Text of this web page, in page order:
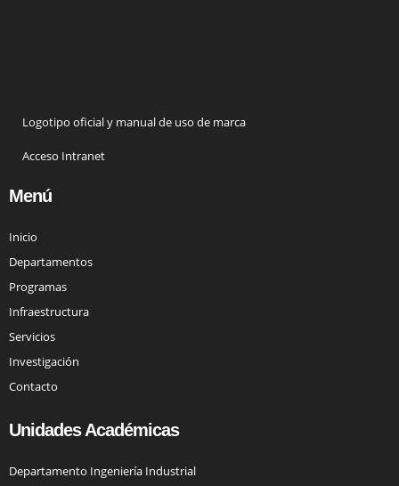
Logotipo oficial y manual de uso de marca
Acceso Intranet
Menú
Inicio
Departamentos
Programas
Infraestructura
Servicios
Investigación
Contacto
Unidades Académicas
Departamento Ingeniería Industrial